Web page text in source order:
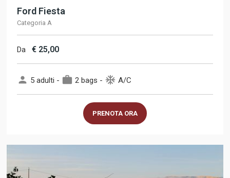
Ford Fiesta
Categoria A
Da € 25,00
person 5 adulti - work 2 bags - ac_unit A/C
PRENOTA ORA